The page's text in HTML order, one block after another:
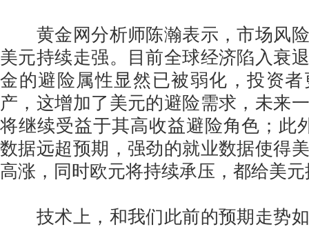
黄金网分析师陈瀚表示，市场风险
美元持续走强。目前全球经济陷入衰
金的避险属性显然已被弱化，投资
产，这增加了美元的避险需求，未来
将继续受益于其高收益避险角色；此
数据远超预期，强劲的就业数据使得
高涨，同时欧元将持续承压，都给美
技术上，和我们此前的预期走势如